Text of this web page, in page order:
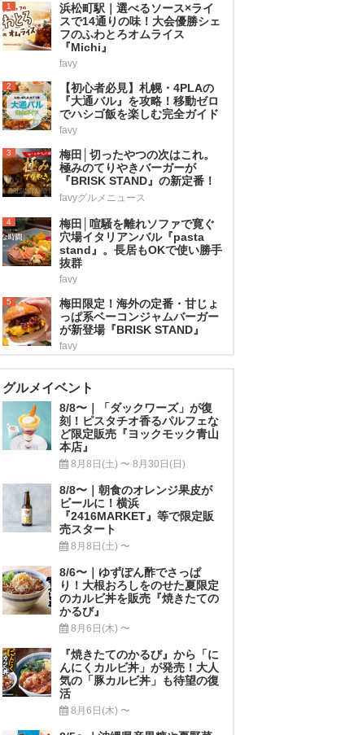
1
浜松町駅｜選べるソース×ライ
スで14通りの味！大会優勝シェ
フのふわとろオムライス
『Michi』
favy
2
【初心者必見】札幌・4PLAの
『大通バル』を攻略！移動ゼロ
でハシゴ飯を楽しむ完全ガイド
favy
3
梅田│切ったやつの次はこれ。
極みのてりやきバーガーが
『BRISK STAND』の新定番！
favyグルメニュース
4
梅田│喧騒を離れソファで寛ぐ
穴場イタリアンバル『pasta
stand』。長居もOKで使い勝手
抜群
favy
5
梅田限定！海外の定番・甘じょ
っぱ系ベーコンジャムバーガー
が新登場『BRISK STAND』
favy
グルメイベント
8/8〜｜「ダックワーズ」が復
刻！ピスタチオ香るパルフェな
ど限定販売『ヨックモック青山
本店』
8月8日(土) 〜 8月30日(日)
8/8〜｜朝食のオレンジ果皮が
ビールに！横浜
『2416MARKET』等で限定販
売スタート
8月8日(土) 〜
8/6〜｜ゆずぽん酢でさっぱ
り！大根おろしをのせた夏限定
のカルビ丼を販売『焼きたての
かるび』
8月6日(木) 〜
『焼きたてのかるび』から「に
んにくカルビ丼」が発売！大人
気の「豚カルビ丼」も待望の復
活
8月6日(木) 〜